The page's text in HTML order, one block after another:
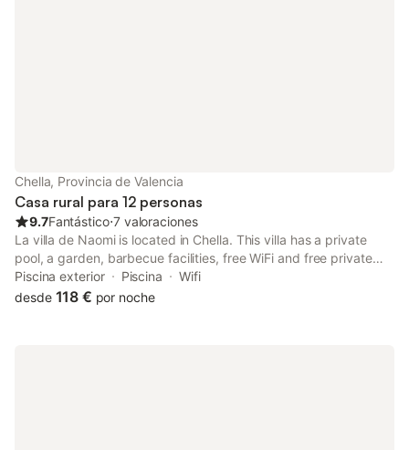
Chella, Provincia de Valencia
Casa rural para 12 personas
9.7Fantástico⋅7 valoraciones
La villa de Naomi is located in Chella. This villa has a private
pool, a garden, barbecue facilities, free WiFi and free private
parking.
Piscina exterior Piscina
Wifi
desde 118 € por noche